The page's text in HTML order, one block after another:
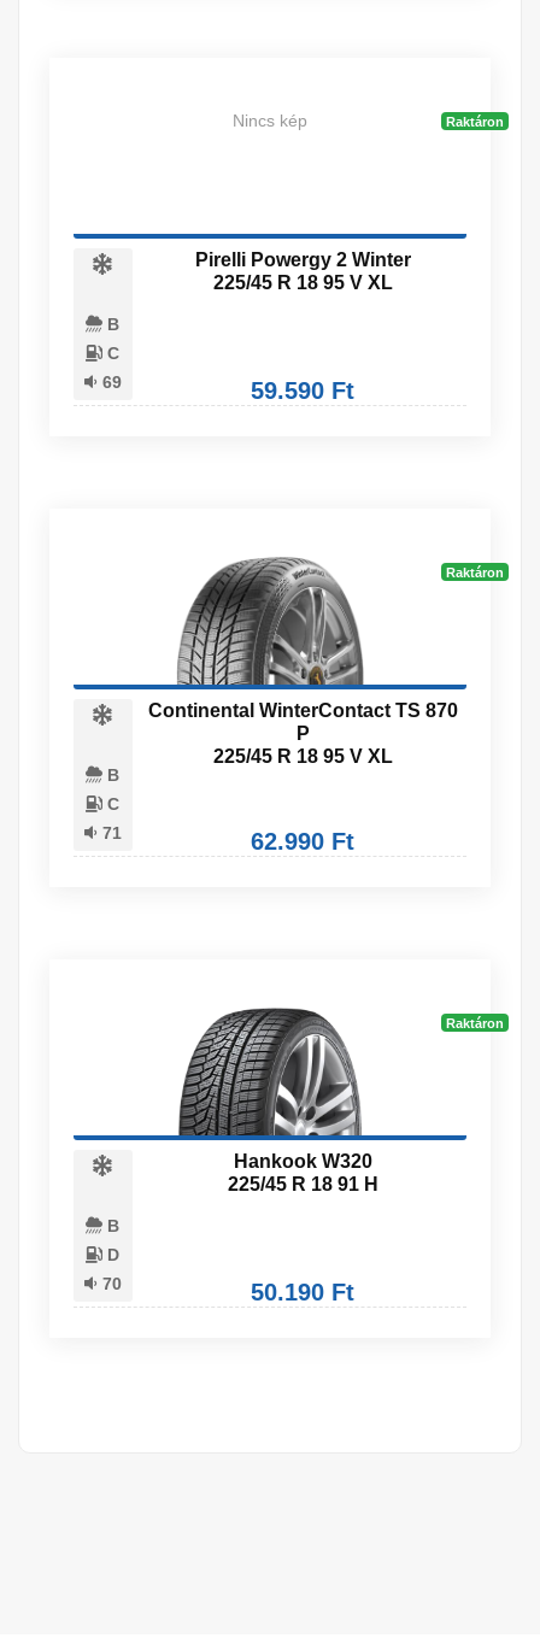
Raktáron
Nincs kép
B
C
69
Pirelli Powergy 2 Winter
225/45 R 18 95 V XL
59.590 Ft
Raktáron
B
C
71
Continental WinterContact TS 870
P
225/45 R 18 95 V XL
62.990 Ft
Raktáron
B
D
70
Hankook W320
225/45 R 18 91 H
50.190 Ft